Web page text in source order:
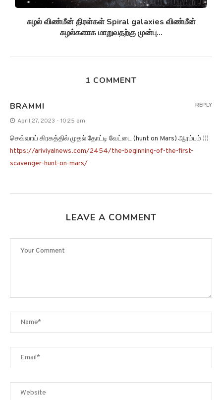
சுழல் விண்மீன் திரள்கள் Spiral galaxies விண்மீன்
சுழல்களாக மாறுவதற்கு முன்பு...
1 COMMENT
BRAMMI
April 27, 2023 - 10:25 am
செவ்வாய் கிரகத்தில் முதல் தோட்டி வேட்டை (hunt on Mars) ஆரம்பம் !!!
https://ariviyalnews.com/2454/the-beginning-of-the-first-
scavenger-hunt-on-mars/
REPLY
LEAVE A COMMENT